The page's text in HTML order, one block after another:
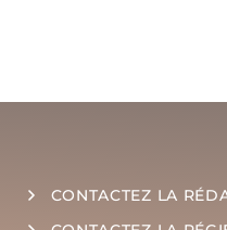
CONTACTEZ LA